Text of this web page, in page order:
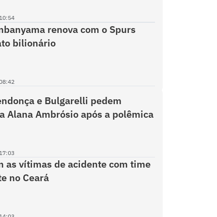
renova com o Spurs
bilionário
e Bulgarelli pedem
Alana Ambrósio após a polêmica
as vítimas de acidente com time
no Ceará